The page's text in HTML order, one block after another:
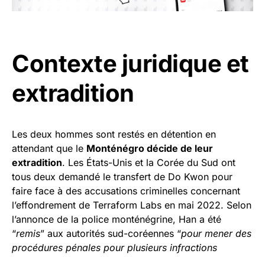
Contexte juridique et
extradition
Les deux hommes sont restés en détention en
attendant que le Monténégro décide de leur
extradition. Les États-Unis et la Corée du Sud ont
tous deux demandé le transfert de Do Kwon pour
faire face à des accusations criminelles concernant
l’effondrement de Terraform Labs en mai 2022. Selon
l’annonce de la police monténégrine, Han a été
“remis” aux autorités sud-coréennes “pour mener des
procédures pénales pour plusieurs infractions